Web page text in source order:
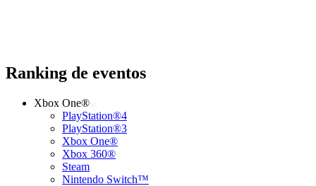
Ranking de eventos
Xbox One®
PlayStation®4
PlayStation®3
Xbox One®
Xbox 360®
Steam
Nintendo Switch™